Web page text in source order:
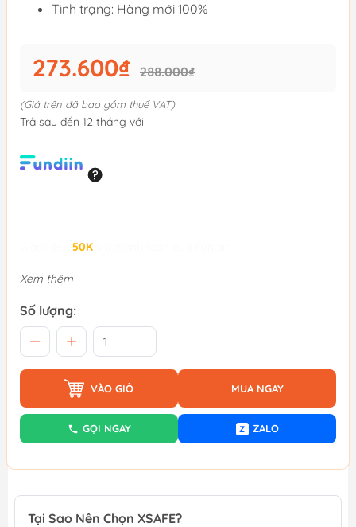
Tình trạng: Hàng mới 100%
273.600₫ 288.000₫
(Giá trên đã bao gồm thuế VAT)
Trả sau đến 12 tháng với
50K
Xem thêm
Số lượng:
VÀO GIỎ MUA NGAY
GỌI NGAY Z ZALO
Tại Sao Nên Chọn XSAFE?